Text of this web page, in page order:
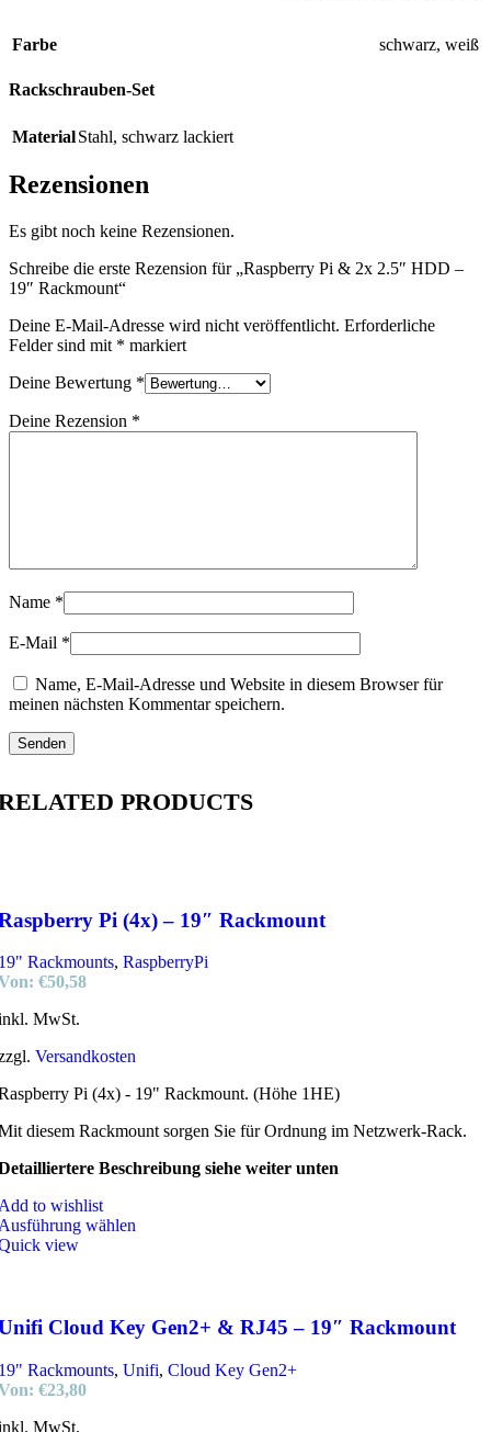
Farbe schwarz, weiß
Rackschrauben-Set
MaterialStahl, schwarz lackiert
Rezensionen
Es gibt noch keine Rezensionen.
Schreibe die erste Rezension für „Raspberry Pi & 2x 2.5″ HDD –
19″ Rackmount“
Deine E-Mail-Adresse wird nicht veröffentlicht. Erforderliche
Felder sind mit * markiert
Deine Bewertung *
Deine Rezension *
Name *
E-Mail *
Name, E-Mail-Adresse und Website in diesem Browser für
meinen nächsten Kommentar speichern.
PRODUCTS
Pi (4x) – 19″ Rackmount
Rackmounts, RaspberryPi
€50,58
MwSt.
Versandkosten
Pi (4x) - 19" Rackmount. (Höhe 1HE)
diesem Rackmount sorgen Sie für Ordnung im Netzwerk-Rack.
Beschreibung siehe weiter unten
to wishlist
wählen
view
Cloud Key Gen2+ & RJ45 – 19″ Rackmount
Rackmounts, Unifi, Cloud Key Gen2+
€23,80
MwSt.